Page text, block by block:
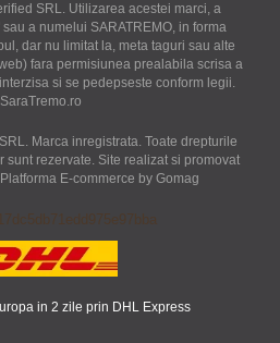
SRL. Utilizarea acestei marci, a
a numelui SARATREMO, in forma
dar nu limitat la, meta taguri sau alte
fara permisiunea prealabila scrisa a
si se pedepseste conform legii.
Marca inregistrata. Toate drepturile
sunt rezervate. Site realizat si promovat
Platforma E-commerce by Gomag
in 2 zile prin DHL Express